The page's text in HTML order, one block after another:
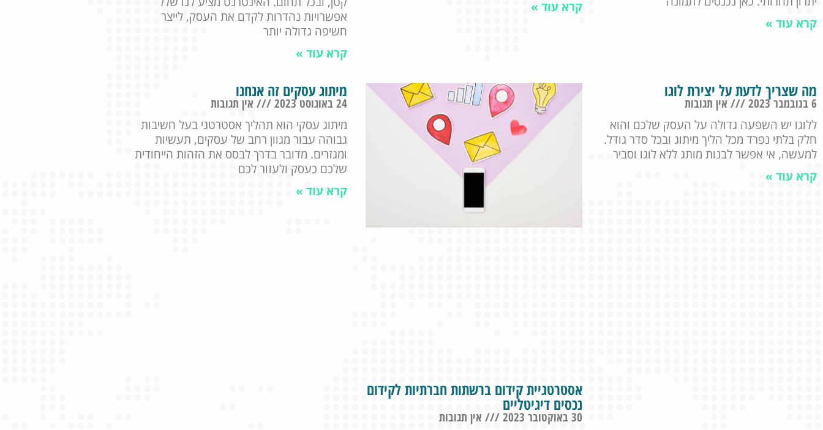
קרא עוד »
קרא עוד »
אפשרויות נהדרות לקדם את העסק, לייצר
חשיפה גדולה יותר
קרא עוד »
מה שצריך לדעת על יצירת לוגו
6 בנובמבר 2023
אין תגובות
ללוגו יש השפעה גדולה על העסק שלכם והוא
חלק בלתי נפרד מכל הליך מיתוג ובכל סדר גודל.
למעשה, אי אפשר לבנות מותג ללא לוגו וסביר
קרא עוד »
אסטרטגיית קידום ברשתות חברתיות לקידום
נכסים דיגיטליים
30 באוקטובר 2023
אין תגובות
מיתוג עסקים זה אנחנו
24 באוגוסט 2023
אין תגובות
מיתוג עסקי הוא תהליך אסטרטגי בעל חשיבות
גבוהה עבור מגוון רחב של עסקים, תעשיות
ומגזרים. מדובר בדרך לבסס את הזהות הייחודית
שלכם כעסק ולעזור לכם
קרא עוד »